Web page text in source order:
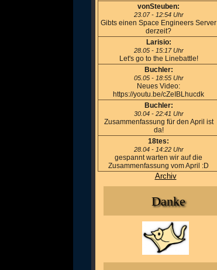
vonSteuben:
23.07 - 12:54 Uhr
Gibts einen Space Engineers Server
derzeit?
Larisio:
28.05 - 15:17 Uhr
Let's go to the Linebattle!
Buchler:
05.05 - 18:55 Uhr
Neues Video:
https://youtu.be/cZeIBLhucdk
Buchler:
30.04 - 22:41 Uhr
Zusammenfassung für den April ist
da!
18tes:
28.04 - 14:22 Uhr
gespannt warten wir auf die
Zusammenfassung vom April :D
Archiv
Danke